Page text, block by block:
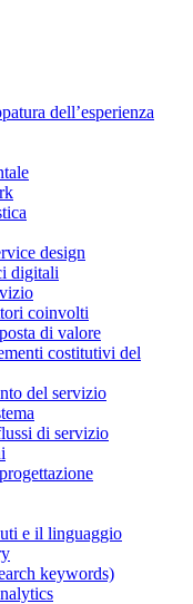
dell’esperienza
design
digitali
coinvolti
di valore
costitutivi del
del servizio
di servizio
e il linguaggio
keywords)